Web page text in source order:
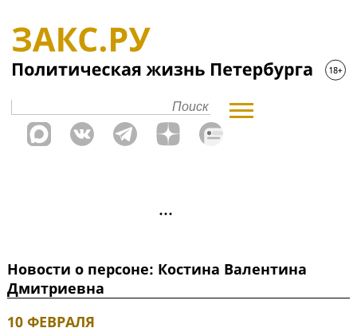
Новости о персоне: Костина Валентина
Дмитриевна
10 ФЕВРАЛЯ